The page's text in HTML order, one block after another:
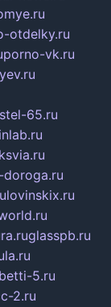
otdelky.ru
porno-vk.ru
65.ru
lovinskix.ru
glasspb.ru
5.ru
2.ru